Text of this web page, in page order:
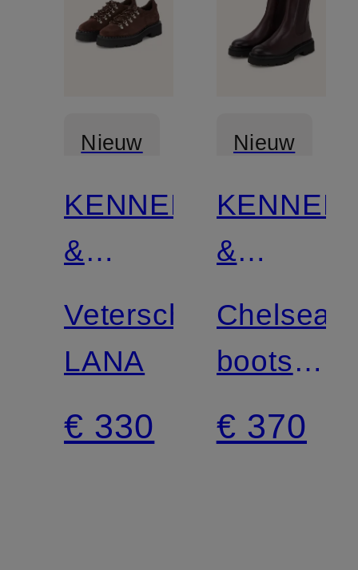
Nieuw
Gecertificeerd
KENNEL
&
SCHMENGER
Veterschoenen
LANA
€ 330
Nieuw
KENNEL
&
Chelsea
boots
BELL
€ 370